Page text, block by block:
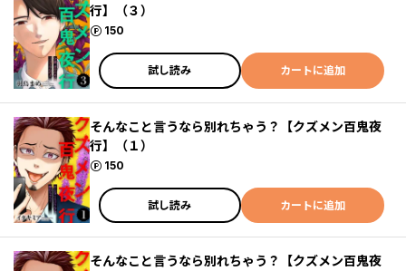
行】（３）
150
ポイント
試し読み カートに追加
そんなこと言うなら別れちゃう？【クズメン百鬼夜
行】（１）
150
ポイント
試し読み カートに追加
そんなこと言うなら別れちゃう？【クズメン百鬼夜